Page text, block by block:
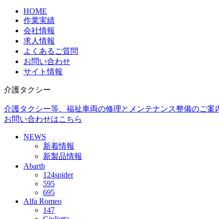
HOME
作業実績
会社情報
求人情報
よくあるご質問
お問い合わせ
サイト情報
介護タクシー
介護タクシー等、福祉車両の修理とメンテナンス整備のご案
お問い合わせはこちら
NEWS
新着情報
新製品情報
Abarth
124spider
595
695
Alfa Romeo
147